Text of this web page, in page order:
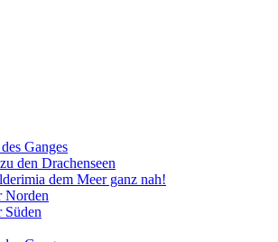
Ganges
den Drachenseen
dem Meer ganz nah!
Norden
Süden